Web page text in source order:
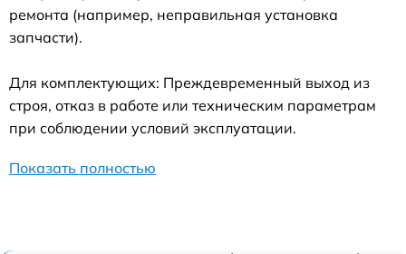
ремонта (например, неправильная установка
запчасти).
Для комплектующих: Преждевременный выход из
строя, отказ в работе или техническим параметрам
при соблюдении условий эксплуатации.
Показать полностью